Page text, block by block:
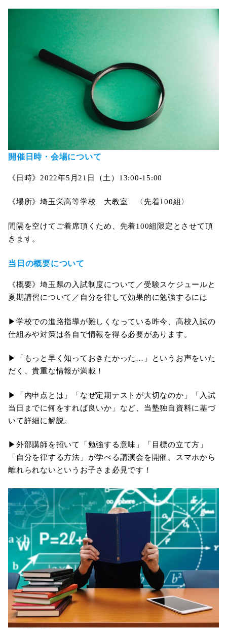
開催日時・会場について
《日時》2022年5月21日（土）13:00-15:00
《場所》埼玉栄高等学校 大教室 〈先着100組〉
間隔を空けてご着席頂くため、先着100組限定とさせて頂
きます。
当日の概要について
《概要》埼玉県の入試制度について／受験スケジュールと
夏期講習について／自分を律して効果的に勉強するには
▶︎学校での進路指導が難しくなっている昨今、高校入試の
仕組みや対策は各自で情報を得る必要があります。
▶︎「もっと早く知っておきたかった…」というお声をいた
だく、貴重な情報が満載！
▶︎「内申点とは」「なぜ定期テストが大切なのか」「入試
当日までに何をすれば良いか」など、当塾独自資料に基づ
いて詳細に解説。
▶︎外部講師を招いて「勉強する意味」「目標の立て方」
「自分を律する方法」が学べる講演会を開催。スマホから
離れられないというお子さま必見です！